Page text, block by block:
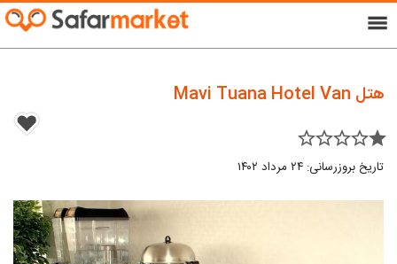
menu
هتل Mavi Tuana Hotel Van
star_border star_border star_border star_border star
تاریخ بروزرسانی: ۲۴ مرداد ۱۴۰۲